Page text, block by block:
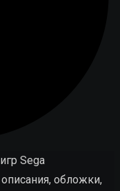
Sega
обложки,